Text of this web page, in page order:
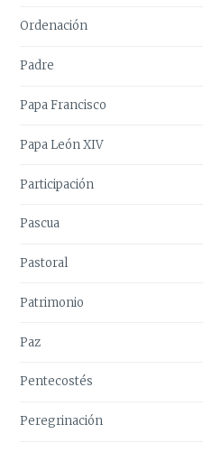
Ordenación
Padre
Papa Francisco
Papa León XIV
Participación
Pascua
Pastoral
Patrimonio
Paz
Pentecostés
Peregrinación